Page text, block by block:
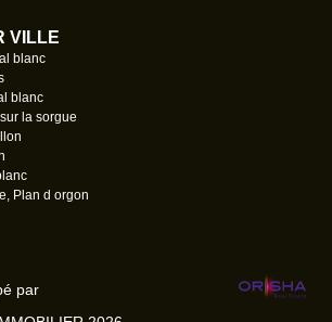
VILLE
blanc
blanc
la sorgue
Plan d orgon
par